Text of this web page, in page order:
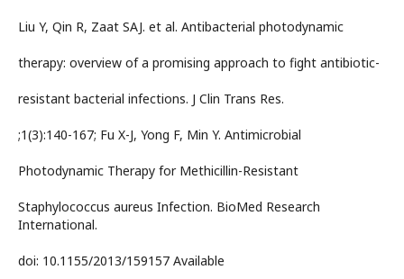
Liu Y, Qin R, Zaat SAJ. et al. Antibacterial photodynamic
therapy: overview of a promising approach to fight antibiotic-
resistant bacterial infections. J Clin Trans Res.
;1(3):140-167; Fu X-J, Yong F, Min Y. Antimicrobial
Photodynamic Therapy for Methicillin-Resistant
Staphylococcus aureus Infection. BioMed Research
International.
doi: 10.1155/2013/159157 Available